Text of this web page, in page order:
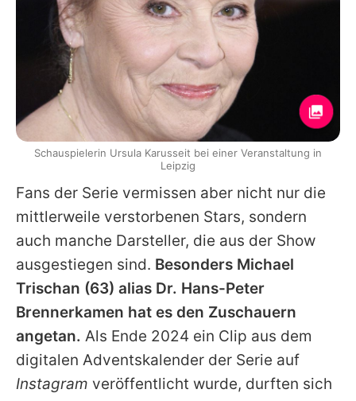
Fans der Serie vermissen aber nicht nur die
mittlerweile verstorbenen Stars, sondern
auch manche Darsteller, die aus der Show
ausgestiegen sind. Besonders Michael
Trischan (63) alias Dr. Hans-Peter
Brennerkamen hat es den Zuschauern
angetan. Als Ende 2024 ein Clip aus dem
digitalen Adventskalender der Serie auf
Instagram veröffentlicht wurde, durften sich
Schauspielerin Ursula Karusseit bei einer Veranstaltung in
Leipzig